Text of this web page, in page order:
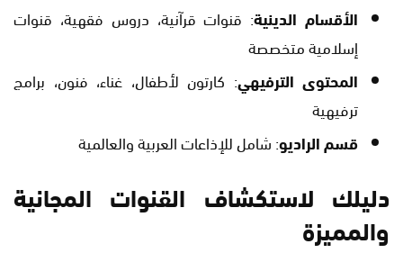
الأقسام الدينية: قنوات قرآنية، دروس فقهية، قنوات
إسلامية متخصصة
المحتوى الترفيهي: كارتون لأطفال، غناء، فنون، برامج
ترفيهية
قسم الراديو: شامل للإذاعات العربية والعالمية
دليلك لاستكشاف القنوات المجانية
والمميزة